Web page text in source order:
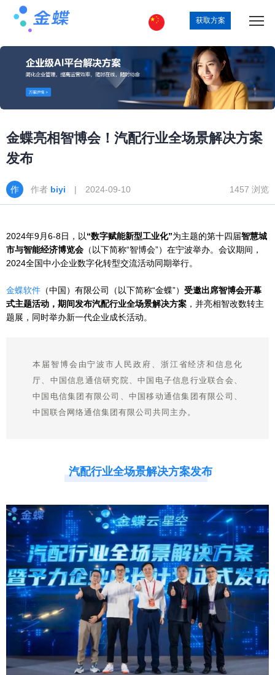
获取方案
金蝶亮相智博会！汽配行业全场景解决方案
发布
作者 biyi | 2024-09-10 1457 浏览
2024年9月6-8日，以“数字赋能新型工业化”为主题的第十四届智慧城
市与智能经济博览会 （以下简称“智博会”）在宁波举办。会议期间，
2024全国中小企业数字化转型交流活动同期举行。
金蝶软件 （中国）有限公司（以下简称“金蝶”） 受邀出席智博会开幕
式主题活动，期间发布汽配行业全场景解决方案 ，并亮相智改数转主
题展，同时举办新一代企业成长活动。
本届智博会由宁波市人民政府、浙江省经济和信息化
厅、中国信息通信研究院、中国电子信息行业联合会、
中国电信集团有限公司、中国移动通信集团有限公司、
中国联合网络通信集团有限公司共同主办。
汽配行业全场景解决方案发布